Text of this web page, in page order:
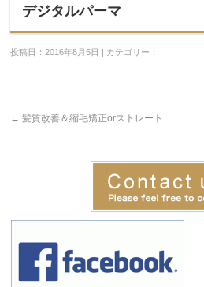
デジタルパーマ
投稿日：2016年8月5日 | カテゴリー：
← 髪質改善＆縮毛矯正orストレート